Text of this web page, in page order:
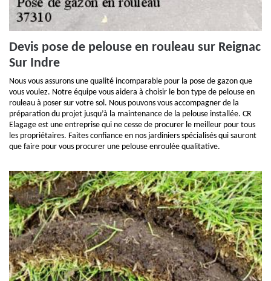
Devis pose de pelouse en rouleau sur Reignac
Sur Indre
Nous vous assurons une qualité incomparable pour la pose de gazon que
vous voulez. Notre équipe vous aidera à choisir le bon type de pelouse en
rouleau à poser sur votre sol. Nous pouvons vous accompagner de la
préparation du projet jusqu’à la maintenance de la pelouse installée. CR
Elagage est une entreprise qui ne cesse de procurer le meilleur pour tous
les propriétaires. Faites confiance en nos jardiniers spécialisés qui sauront
que faire pour vous procurer une pelouse enroulée qualitative.